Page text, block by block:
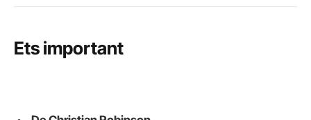
Ets important